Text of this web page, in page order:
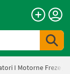
I Motorne Freze